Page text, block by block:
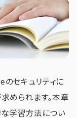
セキュリティに
められます。本章
な学習方法につい